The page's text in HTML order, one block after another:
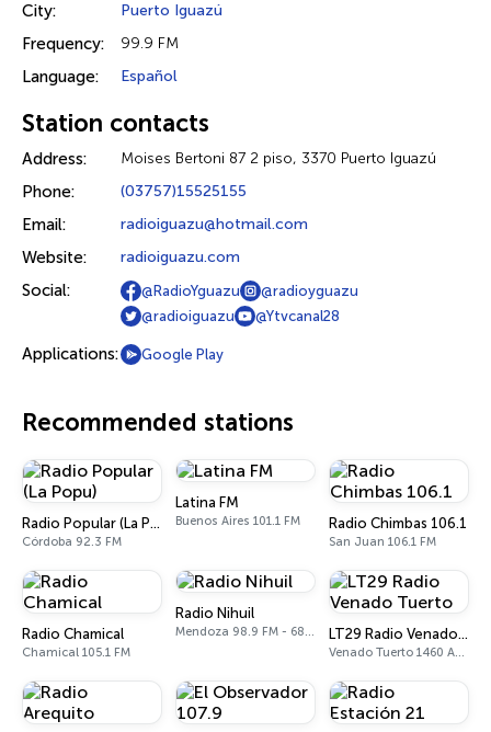
City: Puerto Iguazú
Frequency: 99.9 FM
Language: Español
Station contacts
Address: Moises Bertoni 87 2 piso, 3370 Puerto Iguazú
Phone: (03757)15525155
Email: radioiguazu@hotmail.com
Website: radioiguazu.com
Social: @RadioYguazu
@radioyguazu
@radioiguazu
@Ytvcanal28
Applications: Google Play
Recommended stations
Radio Popular (La Popu)
Córdoba 92.3 FM
Latina FM
Buenos Aires 101.1 FM Radio Chimbas 106.1
San Juan 106.1 FM
Radio Chamical
Chamical 105.1 FM
Radio Nihuil
Mendoza 98.9 FM - 680 AM LT29 Radio Venado Tuerto
Venado Tuerto 1460 AM, 101.3 FM